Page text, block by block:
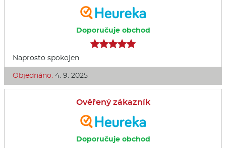
Doporučuje obchod
Naprosto spokojen
Objednáno: 4. 9. 2025
Ověřený zákazník
Doporučuje obchod